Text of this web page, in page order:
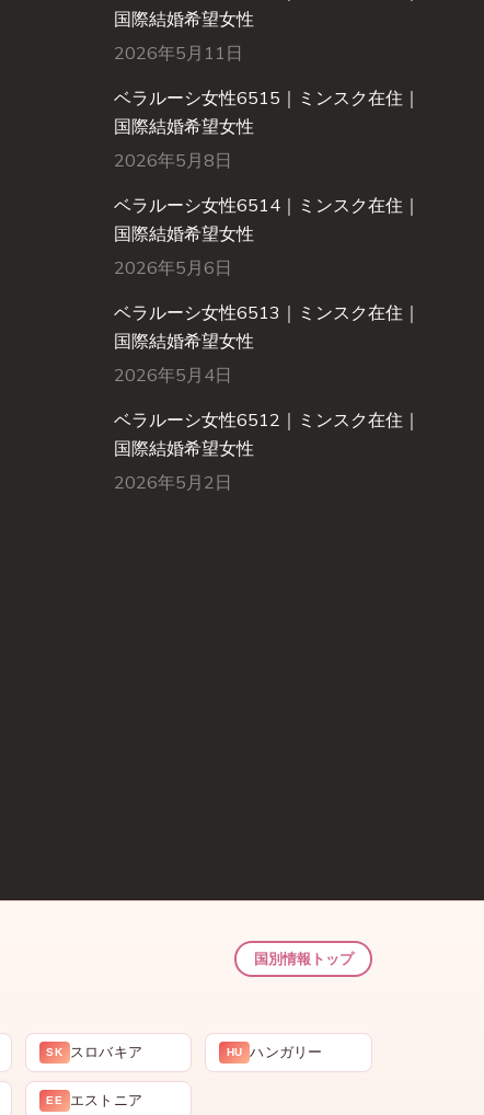
国際結婚希望女性
2026年5月11日
ベラルーシ女性6515｜ミンスク在住｜
国際結婚希望女性
2026年5月8日
ベラルーシ女性6514｜ミンスク在住｜
国際結婚希望女性
2026年5月6日
ベラルーシ女性6513｜ミンスク在住｜
国際結婚希望女性
2026年5月4日
ベラルーシ女性6512｜ミンスク在住｜
国際結婚希望女性
2026年5月2日
国別情報トップ
SK スロバキア HU ハンガリー
EE エストニア